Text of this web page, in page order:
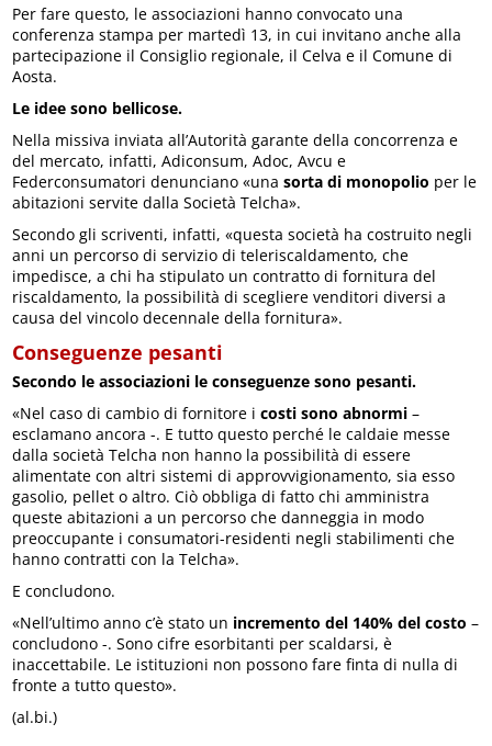
Per fare questo, le associazioni hanno convocato una
conferenza stampa per martedì 13, in cui invitano anche alla
partecipazione il Consiglio regionale, il Celva e il Comune di
Aosta.
Le idee sono bellicose.
Nella missiva inviata all’Autorità garante della concorrenza e
del mercato, infatti, Adiconsum, Adoc, Avcu e
Federconsumatori denunciano «unasorta di monopolio per le
abitazioni servite dalla Società Telcha».
Secondo gli scriventi, infatti, «questa società ha costruito negli
anni un percorso di servizio di teleriscaldamento, che
impedisce, a chi ha stipulato un contratto di fornitura del
riscaldamento, la possibilità di scegliere venditori diversi a
causa del vincolo decennale della fornitura».
Conseguenze pesanti
Secondo le associazioni le conseguenze sono pesanti.
«Nel caso di cambio di fornitore icosti sono abnormi –
esclamano ancora -. E tutto questo perché le caldaie messe
dalla società Telcha non hanno la possibilità di essere
alimentate con altri sistemi di approvvigionamento, sia esso
gasolio, pellet o altro. Ciò obbliga di fatto chi amministra
queste abitazioni a un percorso che danneggia in modo
preoccupante i consumatori-residenti negli stabilimenti che
hanno contratti con la Telcha».
E concludono.
«Nell’ultimo anno c’è stato un incremento del 140% del costo –
concludono -. Sono cifre esorbitanti per scaldarsi, è
inaccettabile. Le istituzioni non possono fare finta di nulla di
fronte a tutto questo».
(al.bi.)